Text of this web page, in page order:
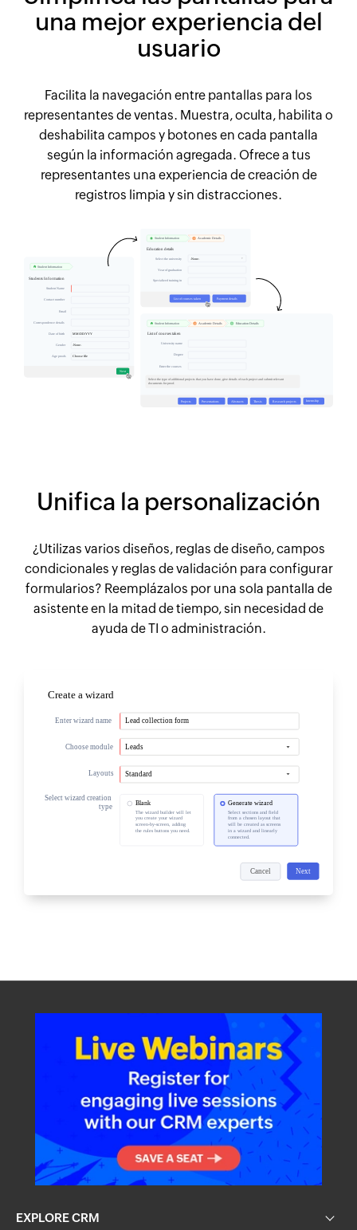
una mejor experiencia del
usuario
Facilita la navegación entre pantallas para los
representantes de ventas. Muestra, oculta, habilita o
deshabilita campos y botones en cada pantalla
según la información agregada. Ofrece a tus
representantes una experiencia de creación de
registros limpia y sin distracciones.
Unifica la personalización
¿Utilizas varios diseños, reglas de diseño, campos
condicionales y reglas de validación para configurar
formularios? Reemplázalos por una sola pantalla de
asistente en la mitad de tiempo, sin necesidad de
ayuda de TI o administración.
EXPLORE CRM